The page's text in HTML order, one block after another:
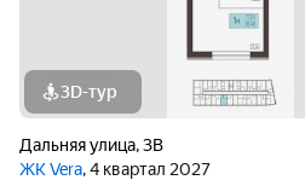
3D-тур
Дальняя улица,3В
ЖК Vera, 4 квартал 2027